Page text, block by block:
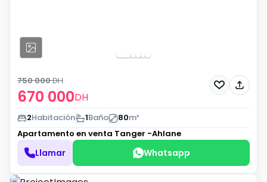
670 000DH
750 000DH
2Habitación 1Baño 80m²
Apartamento en venta Tanger -Ahlane
Llamar Whatsapp